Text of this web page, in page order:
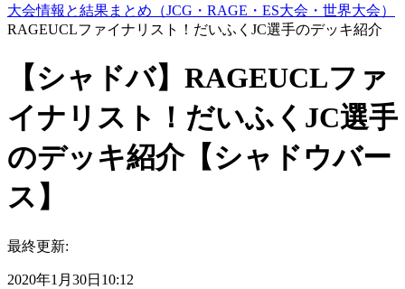
大会情報と結果まとめ（JCG・RAGE・ES大会・世界大会）
RAGEUCLファイナリスト！だいふくJC選手のデッキ紹介
【シャドバ】RAGEUCLファ
イナリスト！だいふくJC選手
のデッキ紹介【シャドウバー
ス】
最終更新:
2020年1月30日10:12